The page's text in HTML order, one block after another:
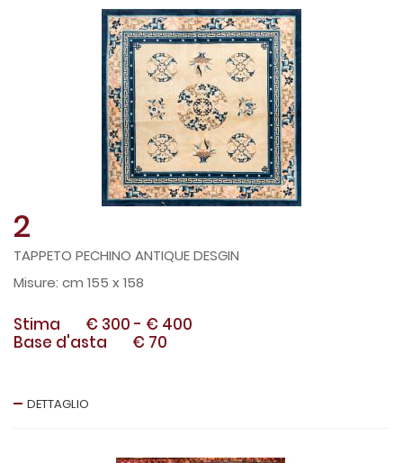
2
TAPPETO PECHINO ANTIQUE DESGIN
cm 155 x 158
Stima € 300 - € 400
Base d'asta
€ 70
DETTAGLIO